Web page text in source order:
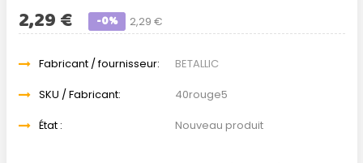
2,29 €
2,29 € -0%
Fabricant / fournisseur:
BETALLIC
SKU / Fabricant:
40rouge5
État :
Nouveau produit